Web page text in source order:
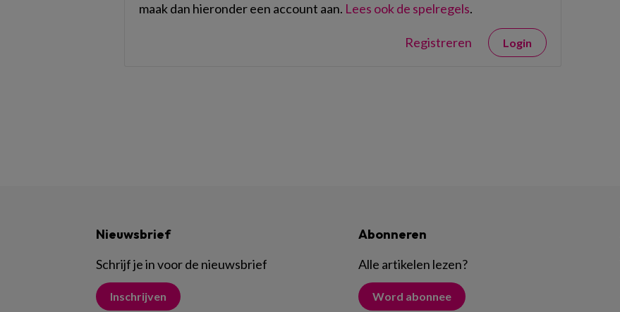
maak dan hieronder een account aan. Lees ook de spelregels.
Registreren Login
Nieuwsbrief
Schrijf je in voor de nieuwsbrief
Inschrijven
Abonneren
Alle artikelen lezen?
Word abonnee